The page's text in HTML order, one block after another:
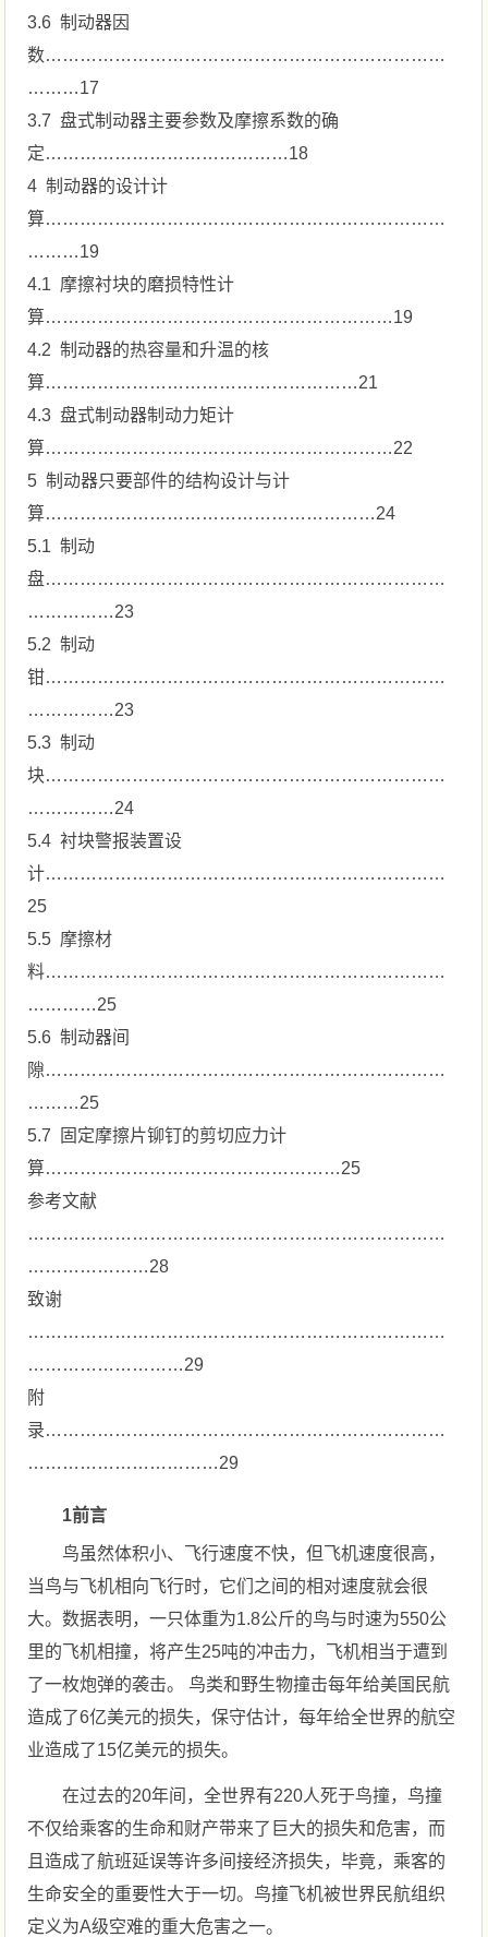
3.6 制动器因
数……………………………………………………………
………17
3.7 盘式制动器主要参数及摩擦系数的确
定……………………………………18
4 制动器的设计计
算……………………………………………………………
………19
4.1 摩擦衬块的磨损特性计
算……………………………………………………19
4.2 制动器的热容量和升温的核
算………………………………………………21
4.3 盘式制动器制动力矩计
算……………………………………………………22
5 制动器只要部件的结构设计与计
算…………………………………………………24
5.1 制动
盘……………………………………………………………
……………23
5.2 制动
钳……………………………………………………………
……………23
5.3 制动
块……………………………………………………………
……………24
5.4 衬块警报装置设
计……………………………………………………………
25
5.5 摩擦材
料……………………………………………………………
…………25
5.6 制动器间
隙……………………………………………………………
………25
5.7 固定摩擦片铆钉的剪切应力计
算……………………………………………25
参考文献
………………………………………………………………
…………………28
致谢
………………………………………………………………
………………………29
附
录……………………………………………………………
……………………………29
1前言
鸟虽然体积小、飞行速度不快，但飞机速度很高，
当鸟与飞机相向飞行时，它们之间的相对速度就会很
大。数据表明，一只体重为1.8公斤的鸟与时速为550公
里的飞机相撞，将产生25吨的冲击力，飞机相当于遭到
了一枚炮弹的袭击。 鸟类和野生物撞击每年给美国民航
造成了6亿美元的损失，保守估计，每年给全世界的航空
业造成了15亿美元的损失。
在过去的20年间，全世界有220人死于鸟撞，鸟撞
不仅给乘客的生命和财产带来了巨大的损失和危害，而
且造成了航班延误等许多间接经济损失，毕竟，乘客的
生命安全的重要性大于一切。鸟撞飞机被世界民航组织
定义为A级空难的重大危害之一。